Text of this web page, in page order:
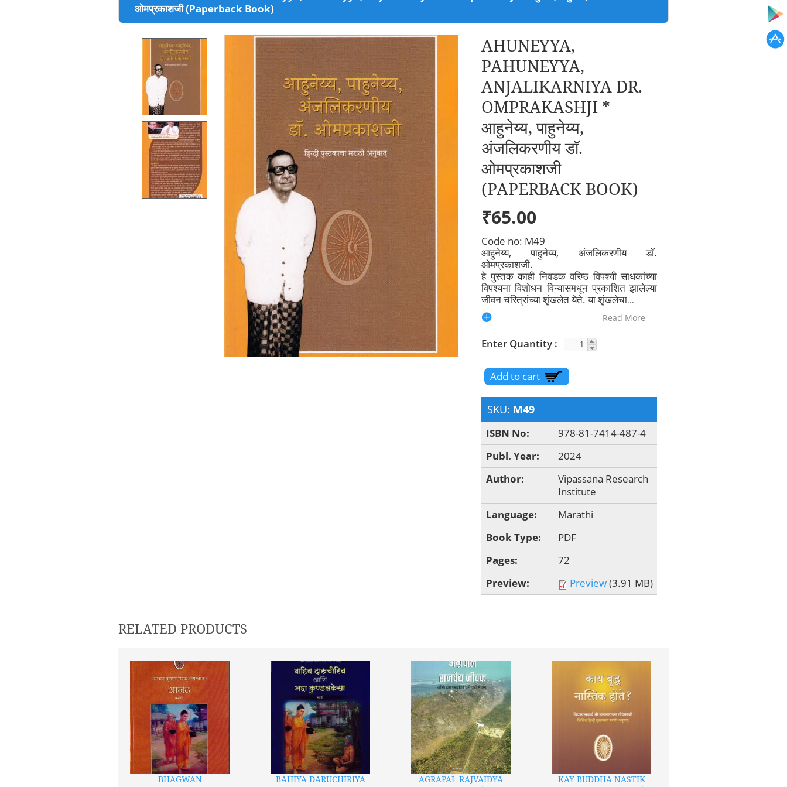
ओमप्रकाशजी (Paperback Book)
AHUNEYYA,
PAHUNEYYA,
ANJALIKARNIYA DR.
OMPRAKASHJI *
आहुनेय्य, पाहुनेय्य,
अंजलिकरणीय डॉ.
ओमप्रकाशजी
(PAPERBACK BOOK)
₹65.00
Code no: M49
आहुनेय्य, पाहुनेय्य, अंजलिकरणीय डॉ.
ओमप्रकाशजी.
हे पुस्तक काही निवडक वरिष्ठ विपश्यी साधकांच्या
विपश्यना विशोधन विन्यासमधून प्रकाशित झालेल्या
जीवन चरित्रांच्या शृंखलेत येते. या शृंखलेचा...
Read More
Enter Quantity
SKU: M49
ISBN No:
978-81-7414-487-4
Publ. Year:
2024
Author:
Vipassana Research
Institute
Language:
Marathi
Book Type:
PDF
Pages:
72
Preview:
Preview(3.91 MB)
RELATED PRODUCTS
BHAGWAN
BAHIYA DARUCHIRIYA
AGRAPAL RAJVAIDYA
KAY BUDDHA NASTIK